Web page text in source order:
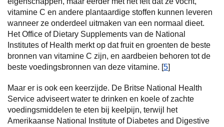
vitamine C en andere plantaardige stoffen kunnen leveren
wanneer ze onderdeel uitmaken van een normaal dieet.
Het Office of Dietary Supplements van de National
Institutes of Health merkt op dat fruit en groenten de beste
bronnen van vitamine C zijn, en aardbeien behoren tot de
beste voedingsbronnen van deze vitamine. [5]
Maar er is ook een keerzijde. De Britse National Health
Service adviseert water te drinken en koele of zachte
voedingsmiddelen te eten bij keelpijn, terwijl het
Amerikaanse National Institute of Diabetes and Digestive